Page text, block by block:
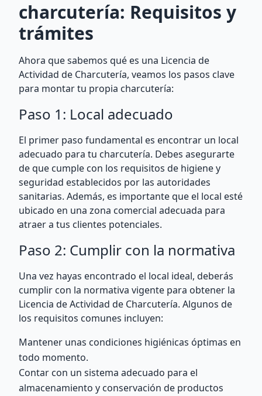
charcutería: Requisitos y
trámites
Ahora que sabemos qué es una Licencia de
Actividad de Charcutería, veamos los pasos clave
para montar tu propia charcutería:
Paso 1: Local adecuado
El primer paso fundamental es encontrar un local
adecuado para tu charcutería. Debes asegurarte
de que cumple con los requisitos de higiene y
seguridad establecidos por las autoridades
sanitarias. Además, es importante que el local esté
ubicado en una zona comercial adecuada para
atraer a tus clientes potenciales.
Paso 2: Cumplir con la normativa
Una vez hayas encontrado el local ideal, deberás
cumplir con la normativa vigente para obtener la
Licencia de Actividad de Charcutería. Algunos de
los requisitos comunes incluyen:
Mantener unas condiciones higiénicas óptimas en
todo momento.
Contar con un sistema adecuado para el
almacenamiento y conservación de productos